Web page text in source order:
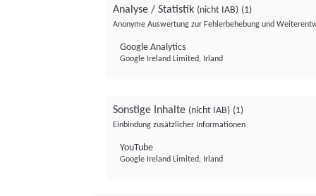
Analyse / Statistik (nicht IAB) (1)
Anonyme Auswertung zur Fehlerbehebung und
Google Analytics
Google Ireland Limited, Irland
Sonstige Inhalte (nicht IAB) (1)
Einbindung zusätzlicher Informationen
YouTube
Google Ireland Limited, Irland